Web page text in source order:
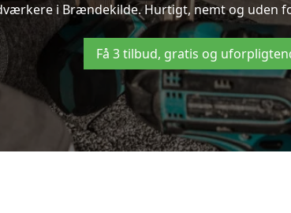
i Brændekilde. Hurtigt, nemt og uden
Få 3 tilbud, gratis og